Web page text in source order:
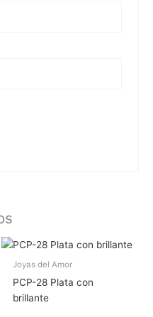
Joyas del Amor
PCP-28 Plata con
brillante